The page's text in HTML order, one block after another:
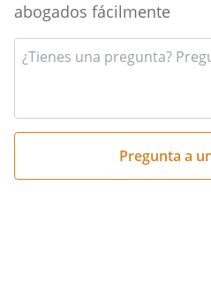
abogados fácilmente
tu
pregunta